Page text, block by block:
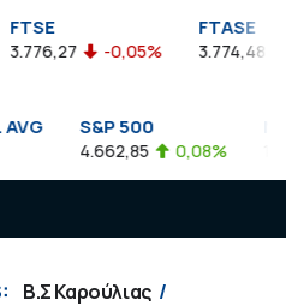
FTSE
3.776,27 -0,05%
FTASE
3.774,48
S&P 500
4.662,85 0,08%
Β.Σ Καρούλιας